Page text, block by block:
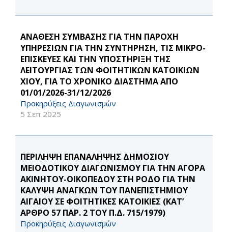
ΑΝΑΘΕΣΗ ΣΥΜΒΑΣΗΣ ΓΙΑ ΤΗΝ ΠΑΡΟΧΗ
ΥΠΗΡΕΣΙΩΝ ΓΙΑ ΤΗΝ ΣΥΝΤΗΡΗΣΗ, ΤΙΣ ΜΙΚΡΟ-
ΕΠΙΣΚΕΥΕΣ ΚΑΙ ΤΗΝ ΥΠΟΣΤΗΡΙΞΗ ΤΗΣ
ΛΕΙΤΟΥΡΓΙΑΣ ΤΩΝ ΦΟΙΤΗΤΙΚΩΝ ΚΑΤΟΙΚΙΩΝ
ΧΙΟΥ, ΓΙΑ ΤΟ ΧΡΟΝΙΚΟ ΔΙΑΣΤΗΜΑ ΑΠΟ
01/01/2026-31/12/2026
Προκηρύξεις Διαγωνισμών
5 Σεπ 2025
ΠΕΡΙΛΗΨΗ ΕΠΑΝΑΛΗΨΗΣ ΔΗΜΟΣΙΟΥ
ΜΕΙΟΔΟΤΙΚΟΥ ΔΙΑΓΩΝΙΣΜΟΥ ΓΙΑ ΤΗΝ ΑΓΟΡΑ
ΑΚΙΝΗΤΟΥ-ΟΙΚΟΠΕΔΟΥ ΣΤΗ ΡΟΔΟ ΓΙΑ ΤΗΝ
ΚΑΛΥΨΗ ΑΝΑΓΚΩΝ ΤΟΥ ΠΑΝΕΠΙΣΤΗΜΙΟΥ
ΑΙΓΑΙΟΥ ΣΕ ΦΟΙΤΗΤΙΚΕΣ ΚΑΤΟΙΚΙΕΣ (ΚΑΤ’
ΑΡΘΡΟ 57 ΠΑΡ. 2 ΤΟΥ Π.Δ. 715/1979)
Προκηρύξεις Διαγωνισμών